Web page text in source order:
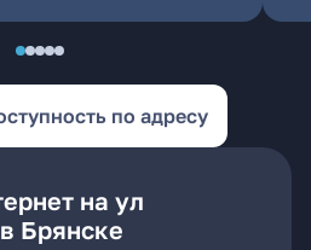
по адресу
на ул
Брянске